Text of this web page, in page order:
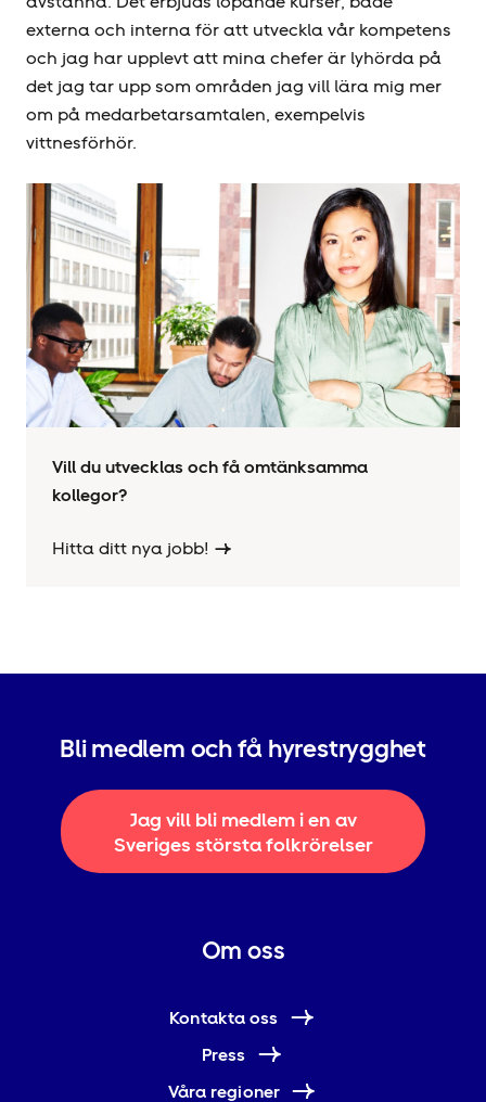
externa och interna för att utveckla vår kompetens
och jag har upplevt att mina chefer är lyhörda på
det jag tar upp som områden jag vill lära mig mer
om på medarbetarsamtalen, exempelvis
vittnesförhör.
Vill du utvecklas och få omtänksamma
kollegor?
Hitta ditt nya jobb!
Bli medlem och få hyrestrygghet
Jag vill bli medlem i en av
Sveriges största folkrörelser
Om oss
Kontakta oss
Press
Våra regioner